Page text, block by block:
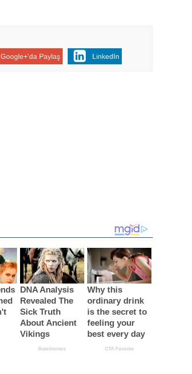
Google+'da Paylaş LinkedIn